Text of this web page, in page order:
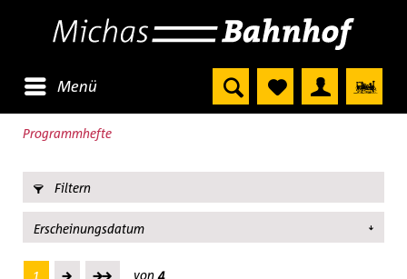
Menü
Programmhefte
Filtern
1 von4